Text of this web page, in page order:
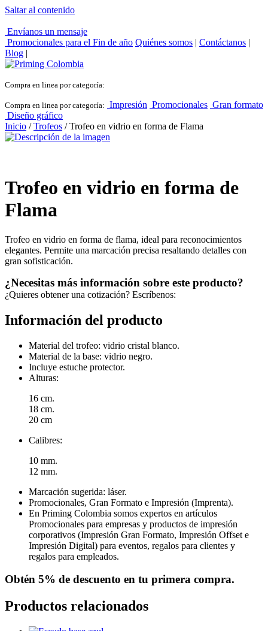
Saltar al contenido
Envíanos un mensaje
Promocionales para el Fin de año Quiénes somos | Contáctanos |
Blog |
Compra en linea por categoría:
Compra en linea por categoría: Impresión Promocionales Gran formato
Diseño gráfico
Inicio /Trofeos / Trofeo en vidrio en forma de Flama
Trofeo en vidrio en forma de
Flama
Trofeo en vidrio en forma de flama, ideal para reconocimientos
elegantes. Permite una marcación precisa resaltando detalles con
gran sofisticación.
¿Necesitas más información sobre este producto?
¿Quieres obtener una cotización? Escríbenos:
Información del producto
Material del trofeo: vidrio cristal blanco.
Material de la base: vidrio negro.
Incluye estuche protector.
Alturas:
16 cm.
18 cm.
20 cm
Calibres:
10 mm.
12 mm.
Marcación sugerida: láser.
Promocionales, Gran Formato e Impresión (Imprenta).
En Priming Colombia somos expertos en artículos
Promocionales para empresas y productos de impresión
corporativos (Impresión Gran Formato, Impresión Offset e
Impresión Digital) para eventos, regalos para clientes y
regalos para empleados.
Obtén 5% de descuento en tu primera compra.
Productos relacionados